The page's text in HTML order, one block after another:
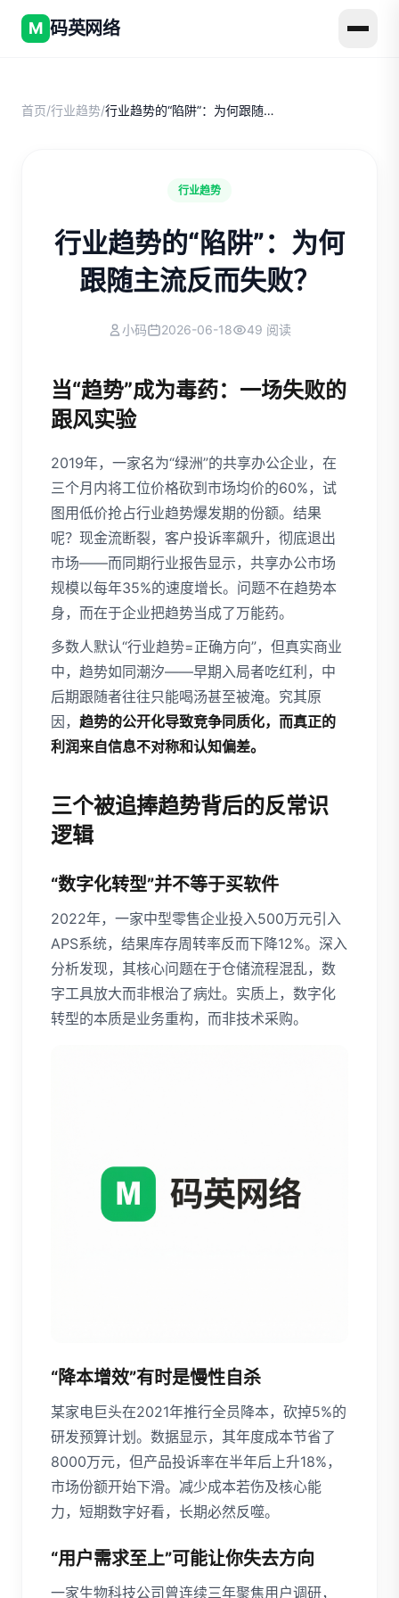
M 码英网络
首页/行业趋势/ 行业趋势的“陷阱”：为何跟随主流反而失败？
行业趋势
行业趋势的“陷阱”：为何
跟随主流反而失败？
小码 2026-06-18 49 阅读
当“趋势”成为毒药：一场失败的
跟风实验
2019年，一家名为“绿洲”的共享办公企业，在
三个月内将工位价格砍到市场均价的60%，试
图用低价抢占行业趋势爆发期的份额。结果
呢？现金流断裂，客户投诉率飙升，彻底退出
市场——而同期行业报告显示，共享办公市场
规模以每年35%的速度增长。问题不在趋势本
身，而在于企业把趋势当成了万能药。
多数人默认“行业趋势=正确方向”，但真实商业
中，趋势如同潮汐——早期入局者吃红利，中
后期跟随者往往只能喝汤甚至被淹。究其原
因， 趋势的公开化导致竞争同质化，而真正的
利润来自信息不对称和认知偏差。
三个被追捧趋势背后的反常识
逻辑
“数字化转型”并不等于买软件
2022年，一家中型零售企业投入500万元引入
APS系统，结果库存周转率反而下降12%。深入
分析发现，其核心问题在于仓储流程混乱，数
字工具放大而非根治了病灶。实质上，数字化
转型的本质是业务重构，而非技术采购。
“降本增效”有时是慢性自杀
某家电巨头在2021年推行全员降本，砍掉5%的
研发预算计划。数据显示，其年度成本节省了
8000万元，但产品投诉率在半年后上升18%，
市场份额开始下滑。减少成本若伤及核心能
力，短期数字好看，长期必然反噬。
“用户需求至上”可能让你失去方向
一家生物科技公司曾连续三年聚焦用户调研，